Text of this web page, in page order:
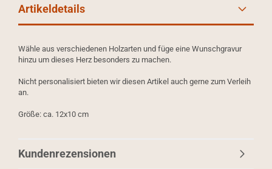
Artikeldetails
Wähle aus verschiedenen Holzarten und füge eine Wunschgravur
hinzu um dieses Herz besonders zu machen.
Nicht personalisiert bieten wir diesen Artikel auch gerne zum Verleih
an.
Größe: ca. 12x10 cm
Kundenrezensionen